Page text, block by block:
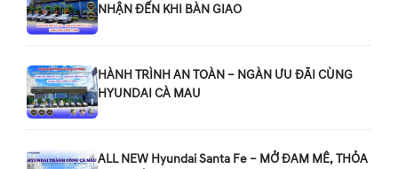
NHẬN ĐẾN KHI BÀN GIAO
HÀNH TRÌNH AN TOÀN – NGÀN ƯU ĐÃI CÙNG
HYUNDAI CÀ MAU
ALL NEW Hyundai Santa Fe – MỞ ĐAM MÊ, THỎA